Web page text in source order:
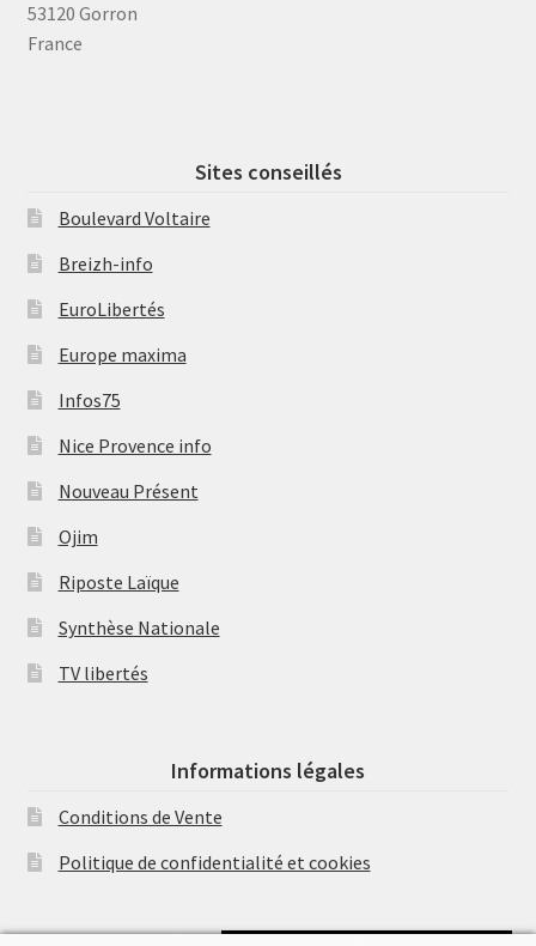
53120 Gorron
France
Sites conseillés
Boulevard Voltaire
Breizh-info
EuroLibertés
Europe maxima
Infos75
Nice Provence info
Nouveau Présent
Ojim
Riposte Laïque
Synthèse Nationale
TV libertés
Informations légales
Conditions de Vente
Politique de confidentialité et cookies